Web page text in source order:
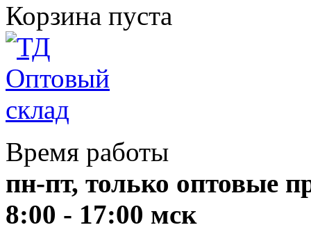
Корзина пуста
Время работы
пн-пт, только оптовые
8:00 - 17:00 мск